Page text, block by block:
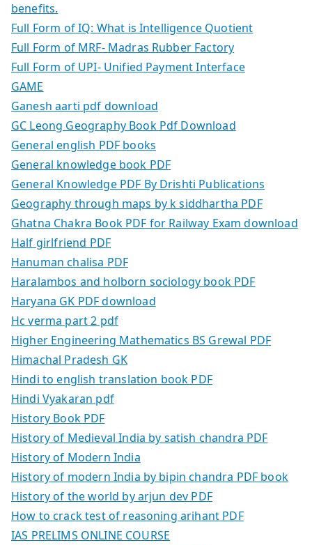
benefits.
Full Form of IQ: What is Intelligence Quotient
Full Form of MRF- Madras Rubber Factory
Full Form of UPI- Unified Payment Interface
GAME
Ganesh aarti pdf download
GC Leong Geography Book Pdf Download
General english PDF books
General knowledge book PDF
General Knowledge PDF By Drishti Publications
Geography through maps by k siddhartha PDF
Ghatna Chakra Book PDF for Railway Exam download
Half girlfriend PDF
Hanuman chalisa PDF
Haralambos and holborn sociology book PDF
Haryana GK PDF download
Hc verma part 2 pdf
Higher Engineering Mathematics BS Grewal PDF
Himachal Pradesh GK
Hindi to english translation book PDF
Hindi Vyakaran pdf
History Book PDF
History of Medieval India by satish chandra PDF
History of Modern India
History of modern India by bipin chandra PDF book
History of the world by arjun dev PDF
How to crack test of reasoning arihant PDF
IAS PRELIMS ONLINE COURSE